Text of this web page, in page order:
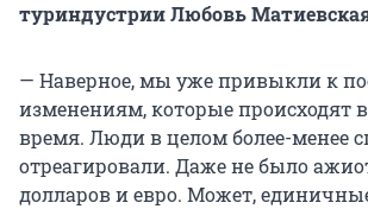
туриндустрии Любовь
— Наверное, мы уже привыкли к
изменениям, которые происходят
время. Люди в целом более-менее
отреагировали. Даже не было
долларов и евро. Может,